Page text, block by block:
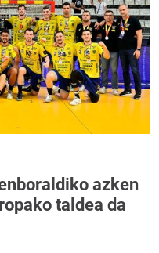
azken
taldea da